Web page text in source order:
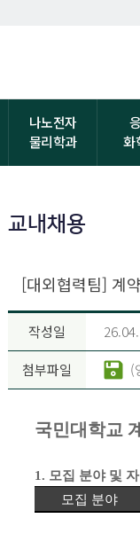
나노전자
물리학과
화
교내채용
[대외협력팀] 계
작성일
첨부파일 (
국민대학교
1. 모집 분야 및
모집 분야